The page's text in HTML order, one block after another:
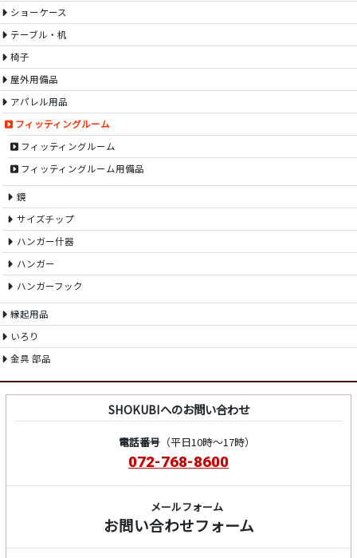
ショーケース
テーブル・机
椅子
屋外用備品
アパレル用品
フィッティングルーム
フィッティングルーム
フィッティングルーム用備品
鏡
サイズチップ
ハンガー什器
ハンガー
ハンガーフック
縁起用品
いろり
金具 部品
SHOKUBIへのお問い合わせ
電話番号（平日10時～17時）
072-768-8600
メールフォーム
お問い合わせフォーム